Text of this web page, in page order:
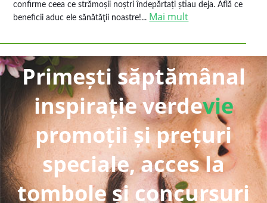
confirme ceea ce strămoșii noștri îndepărtați știau deja. Află ce
beneficii aduc ele sănătăţii noastre!... Mai mult
Primești săptămânal
inspirație verdevie
promoții și prețuri
speciale, acces la
tombole și concursuri